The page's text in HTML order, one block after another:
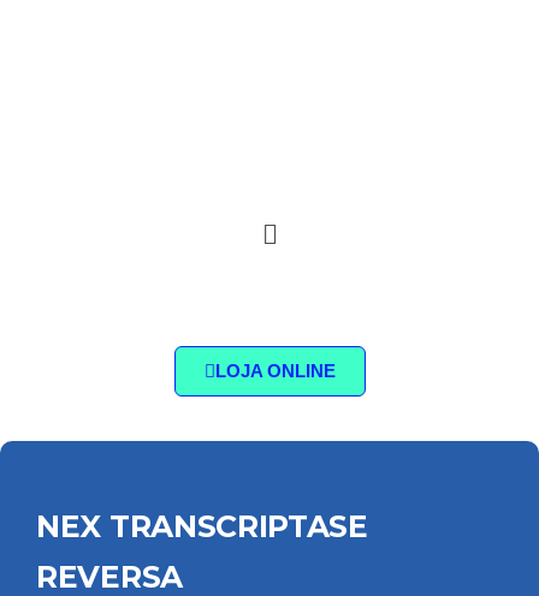
LOJA ONLINE
NEX TRANSCRIPTASE
REVERSA